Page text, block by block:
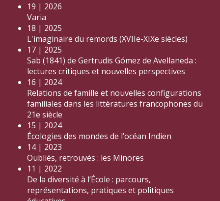
19 | 2026
Varia
18 | 2025
L'imaginaire du remords (XVIIe-XIXe siècles)
17 | 2025
Sab (1841) de Gertrudis Gómez de Avellaneda :
lectures critiques et nouvelles perspectives
16 | 2024
Relations de famille et nouvelles configurations
familiales dans les littératures francophones du
21e siècle
15 | 2024
Écologies des mondes de l’océan Indien
14 | 2023
Oubliés, retrouvés : les Minores
11 | 2022
De la diversité à l’École : parcours,
représentations, pratiques et politiques